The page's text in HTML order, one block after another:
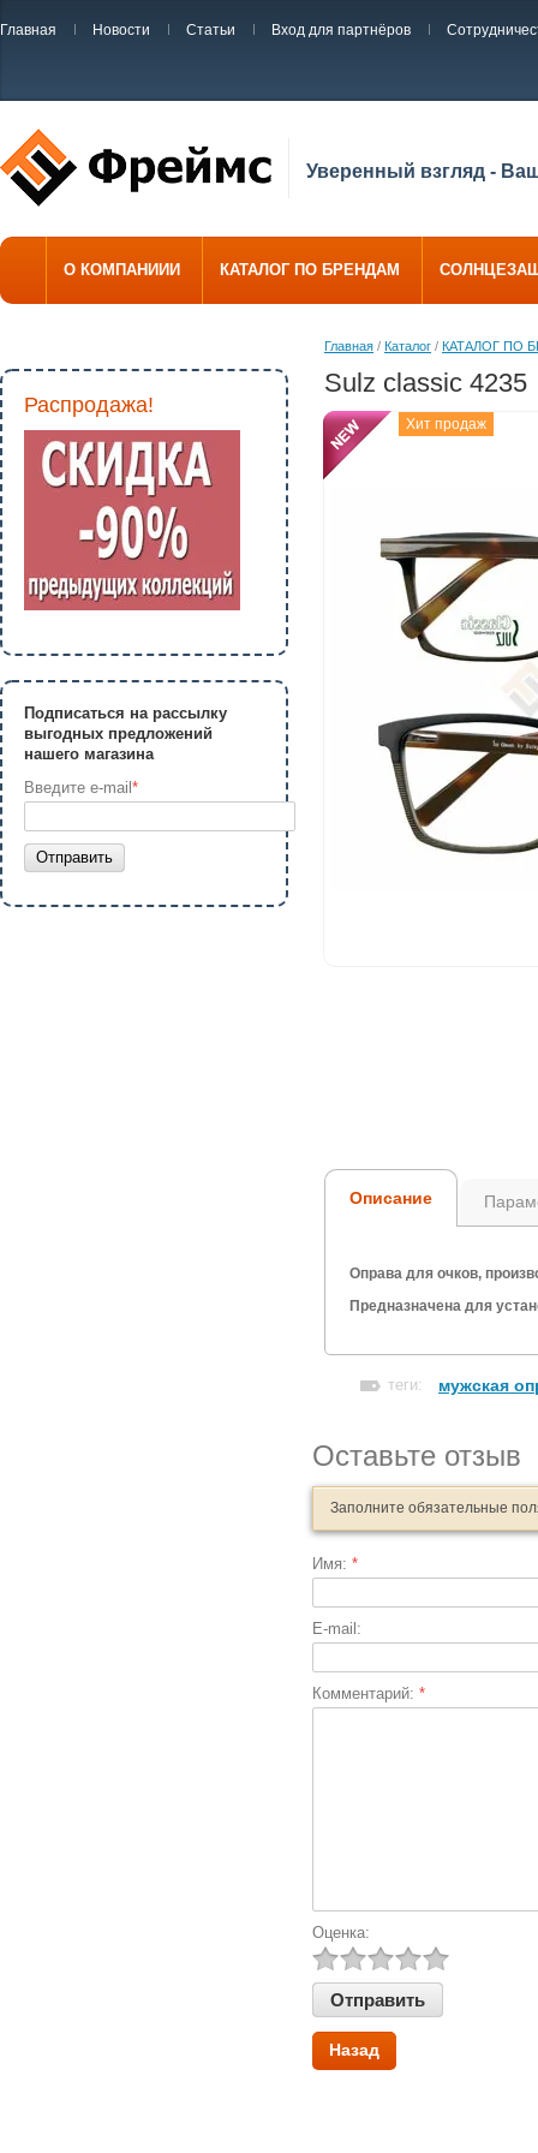
Главная Новости Статьи Вход для партнёров
Уверенный взгляд -
О КОМПАНИИИ КАТАЛОГ ПО БРЕНДАМ
Распродажа!
Подписаться на рассылку
выгодных предложений
нашего магазина
Введите e-mail *
Отправить
Главная / Каталог / КАТАЛОГ ПО
Sulz classic 4235
Хит продаж
Описание
Оправа для очков,
Предназначена для
теги: мужская
Оставьте отзыв
Заполните обязательные
Имя: *
E-mail:
Комментарий: *
Оценка:
Назад